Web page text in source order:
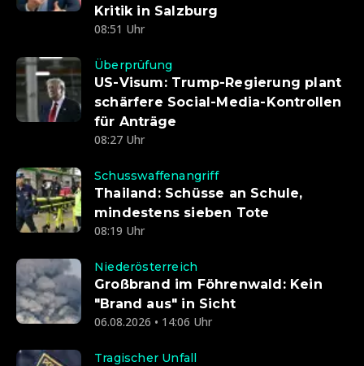
Kritik in Salzburg
08:51 Uhr
Überprüfung
US-Visum: Trump-Regierung plant
schärfere Social-Media-Kontrollen
für Anträge
08:27 Uhr
Schusswaffenangriff
Thailand: Schüsse an Schule,
mindestens sieben Tote
08:19 Uhr
Niederösterreich
Großbrand im Föhrenwald: Kein
"Brand aus" in Sicht
06.08.2026 • 14:06 Uhr
Tragischer Unfall